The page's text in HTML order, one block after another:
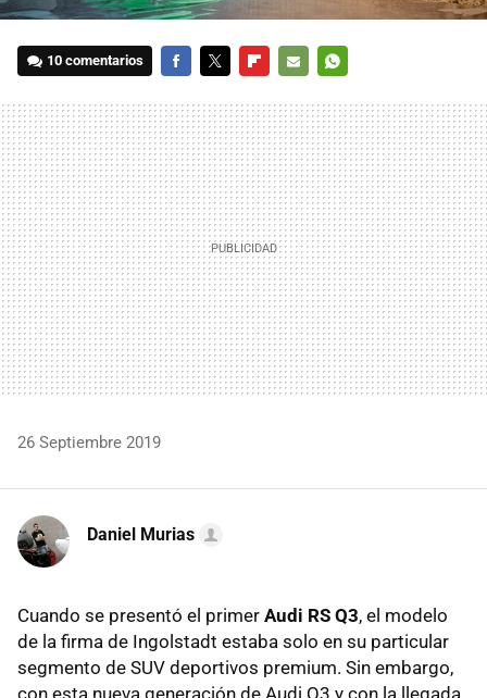
10 comentarios
MAIL
26 Septiembre 2019
Daniel Murias
Cuando se presentó el primer Audi RS Q3, el modelo
de la firma de Ingolstadt estaba solo en su particular
segmento de SUV deportivos premium. Sin embargo,